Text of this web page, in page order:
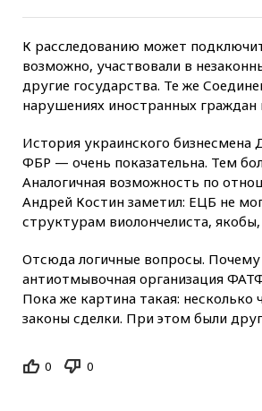
К расследованию может
возможно, участвовали в
другие государства. Те же
нарушениях иностранных граждан
История украинского
ФБР — очень показательна. Тем
Аналогичная возможность по
Андрей Костин заметил: ЕЦБ не
структурам виолончелиста,
Отсюда логичные вопросы.
антиотмывочная организация
Пока же картина такая:
законы сделки. При этом были
0 0